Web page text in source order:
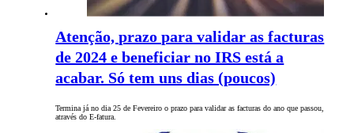
Atenção, prazo para validar as facturas
de 2024 e beneficiar no IRS está a
acabar. Só tem uns dias (poucos)
Termina já no dia 25 de Fevereiro o prazo para validar as facturas do ano que passou,
através do E-fatura.